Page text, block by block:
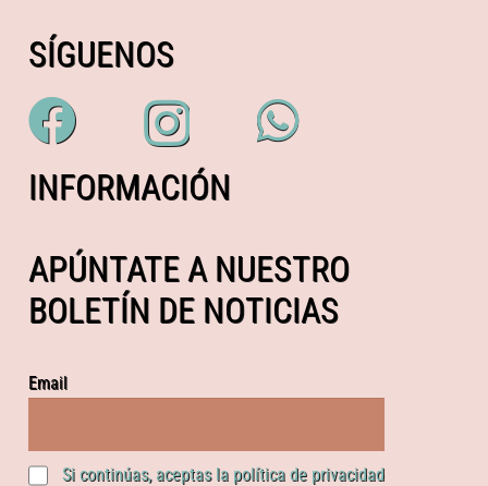
SÍGUENOS
INFORMACIÓN
APÚNTATE A NUESTRO
BOLETÍN DE NOTICIAS
Email
Si continúas, aceptas la política de privacidad